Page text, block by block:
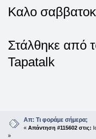
Καλο
Στάλθηκε από
Tapatalk
Απ: Τι φοράμε σήμερα;
« Απάντηση #115602 στις:
»